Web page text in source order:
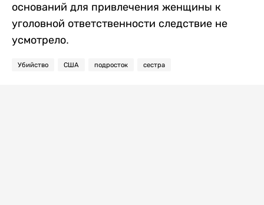
оснований для привлечения женщины к
уголовной ответственности следствие не
усмотрело.
Убийство США подросток сестра